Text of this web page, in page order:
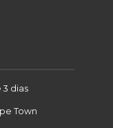
dias
Town